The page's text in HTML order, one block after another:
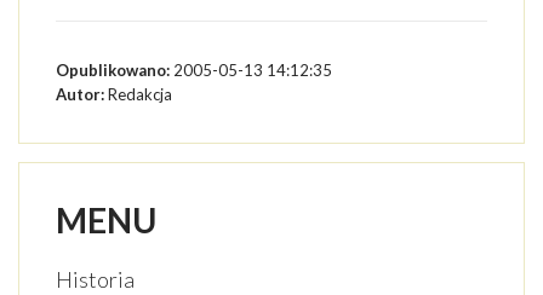
Opublikowano: 2005-05-13 14:12:35
Autor:Redakcja
MENU
Historia